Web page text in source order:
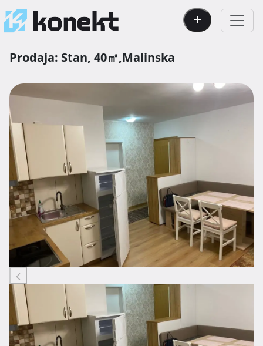
Prodaja: Stan, 40㎡,Malinska